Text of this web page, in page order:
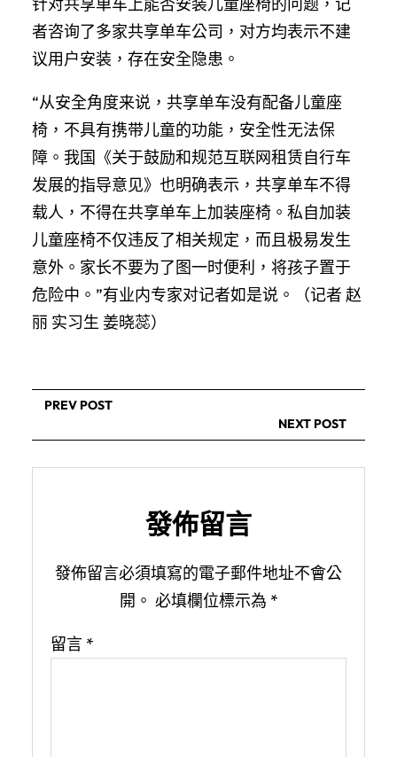
者咨询了多家共享单车公司，对方均表示不建
议用户安装，存在安全隐患。
“从安全角度来说，共享单车没有配备儿童座
椅，不具有携带儿童的功能，安全性无法保
障。我国《关于鼓励和规范互联网租赁自行车
发展的指导意见》也明确表示，共享单车不得
载人，不得在共享单车上加装座椅。私自加装
儿童座椅不仅违反了相关规定，而且极易发生
意外。家长不要为了图一时便利，将孩子置于
危险中。”有业内专家对记者如是说。（记者 赵
丽 实习生 姜晓蕊）
PREV POST
NEXT POST
發佈留言
發佈留言必須填寫的電子郵件地址不會公
開。 必填欄位標示為 *
留言 *